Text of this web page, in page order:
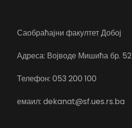
Саобраћајни факултет Добој
Адреса: Војводе Мишића бр. 52
Телефон: 053 200 100
емаил: dekanat@sf.ues.rs.ba